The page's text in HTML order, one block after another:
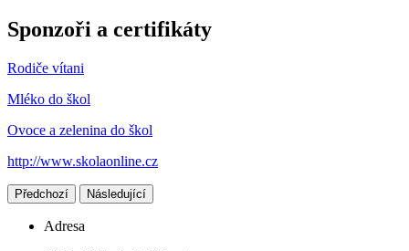
Sponzoři a certifikáty
Rodiče vítani
Mléko do škol
Ovoce a zelenina do škol
http://www.skolaonline.cz
Předchozí Následující
Adresa